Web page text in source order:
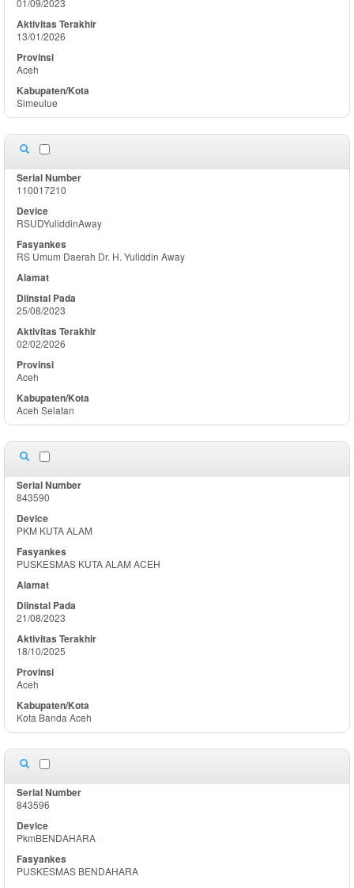
01/09/2023
13/01/2026
Aceh
Simeulue
110017210
RSUDYuliddinAway
RS Umum Daerah Dr. H. Yuliddin Away
25/08/2023
02/02/2026
Aceh
Aceh Selatan
843590
PKM KUTA ALAM
PUSKESMAS KUTA ALAM ACEH
21/08/2023
18/10/2025
Aceh
Kota Banda Aceh
843596
PkmBENDAHARA
PUSKESMAS BENDAHARA